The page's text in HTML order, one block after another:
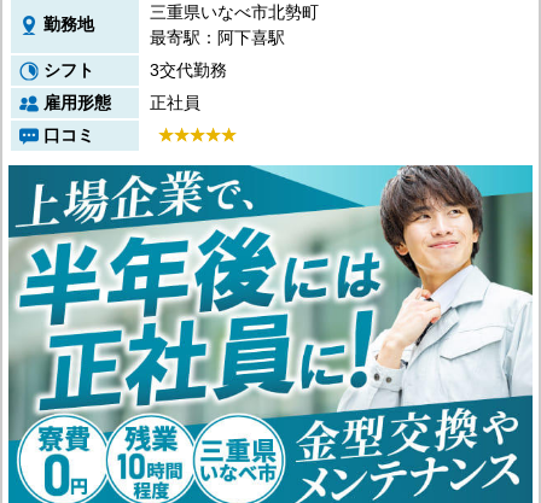
勤務地
三重県いなべ市北勢町
最寄駅：阿下喜駅
シフト
3交代勤務
雇用形態
正社員
口コミ